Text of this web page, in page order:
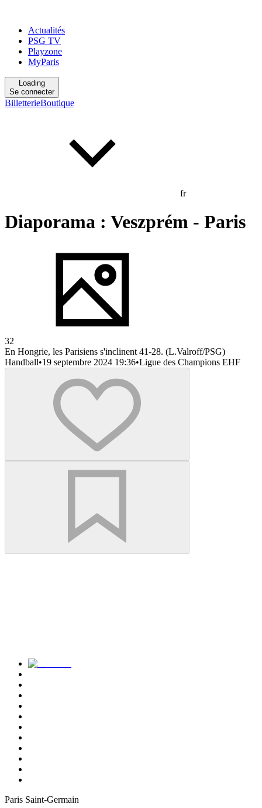
Actualités
PSG TV
Playzone
MyParis
Loading
Se connecter
BilletterieBoutique
fr
Diaporama : Veszprém - Paris
32
En Hongrie, les Parisiens s'inclinent 41-28. (L.Valroff/PSG)
Handball•19 septembre 2024 19:36•Ligue des Champions EHF
Paris Saint-Germain